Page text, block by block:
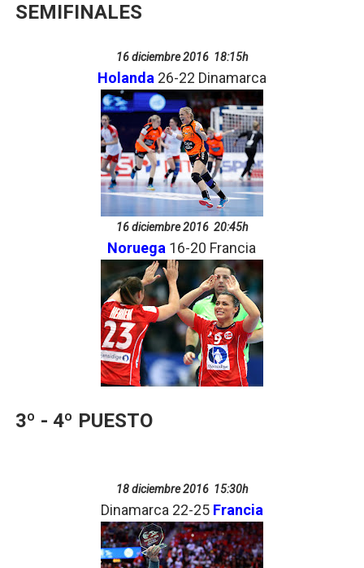
SEMIFINALES
16 diciembre 2016 18:15h
Holanda 26-22 Dinamarca
16 diciembre 2016 20:45h
Noruega 16-20 Francia
3º - 4º PUESTO
18 diciembre 2016 15:30h
Dinamarca 22-25 Francia